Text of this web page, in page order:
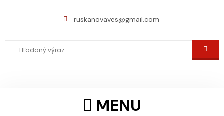
ruskanovaves@gmail.com
MENU